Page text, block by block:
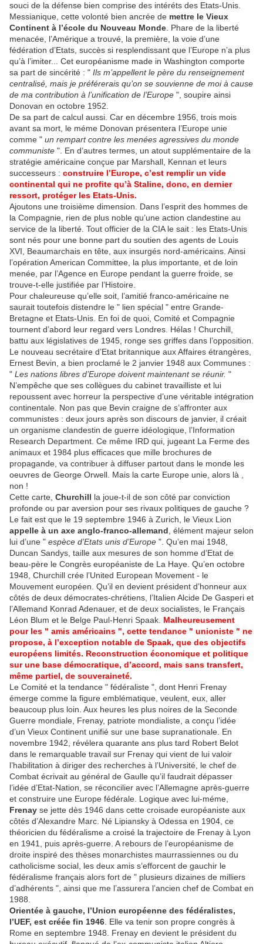
souci de la défense bien comprise des intéréts des Etats-Unis.
Messianique, cette volonté bien ancrée de mettre le Vieux
Continent à l’école du Nouveau Monde . Phare de la liberté
menacée, l’Amérique a trouvé, la première, la voie d’une
fédération d’Etats, succès si resplendissant que l’Europe n’a plus
qu’à l’imiter... Cet européanisme made in Washington comporte
sa part de sincérité : " Ils m’appellent le père du renseignement
centralisé, mais je préférerais qu’on se souvienne de moi à cause
de ma contribution à l’unification de l’Europe ", soupire ainsi
Donovan en octobre 1952.
De sa part de calcul aussi. Car en décembre 1956, trois mois
avant sa mort, le méme Donovan présentera l’Europe unie
comme " un rempart contre les menées agressives du monde
communiste ". En d’autres termes, un atout supplémentaire de la
stratégie américaine conçue par Marshall, Kennan et leurs
successeurs : construire l’Europe, c’est remplir un vide
continental qui ne profite qu’à Staline, donc, en dernier
ressort, protéger les Etats-Unis.
Ajoutons une troisième dimension. Dans l’esprit des hommes de
la Compagnie, rien de plus noble qu’une action clandestine au
service de la liberté. Tout officier de la CIA le sait : les Etats-Unis
sont nés pour une bonne part du soutien des agents de Louis
XVI, Beaumarchais en tête, aux insurgés nord-américains. Ainsi
l’opération American Committee, la plus importante, et de loin
menée, par l’Agence en Europe pendant la guerre froide, se
trouve-t-elle justifiée par l’Histoire.
Pour chaleureuse qu’elle soit, l’amitié franco-américaine ne
saurait toutefois distendre le " lien spécial " entre Grande-
Bretagne et Etats-Unis. En foi de quoi, Comité et Compagnie
tournent d’abord leur regard vers Londres. Hélas ! Churchill,
battu aux législatives de 1945, ronge ses griffes dans l’opposition.
Le nouveau secrétaire d’Etat britannique aux Affaires étrangères,
Ernest Bevin, a bien proclamé le 2 janvier 1948 aux Communes :
" Les nations libres d’Europe doivent maintenant se réunir. "
N’empêche que ses collègues du cabinet travailliste et lui
repoussent avec horreur la perspective d’une véritable intégration
continentale. Non pas que Bevin craigne de s’affronter aux
communistes : deux jours après son discours de janvier, il créait
un organisme clandestin de guerre idéologique, l’Information
Research Department. Ce même IRD qui, jugeant La Ferme des
animaux et 1984 plus efficaces que mille brochures de
propagande, va contribuer à diffuser partout dans le monde les
oeuvres de George Orwell. Mais la carte Europe unie, alors là ,
non !
Cette carte, Churchill la joue-t-il de son côté par conviction
profonde ou par aversion pour ses rivaux politiques de gauche ?
Le fait est que le 19 septembre 1946 à Zurich, le Vieux Lion
appelle à un axe anglo-franco-allemand , élément majeur selon
lui d’une " espèce d’Etats unis d’Europe ". Qu’en mai 1948,
Duncan Sandys, taille aux mesures de son homme d’Etat de
beau-père le Congrès européaniste de La Haye. Qu’en octobre
1948, Churchill crée l’United European Movement - le
Mouvement européen. Qu’il en devient président d’honneur aux
côtés de deux démocrates-chrétiens, l’Italien Alcide De Gasperi et
l’Allemand Konrad Adenauer, et de deux socialistes, le Français
Léon Blum et le Belge Paul-Henri Spaak. Malheureusement
pour les " amis américains ", cette tendance " unioniste " ne
propose, à l’exception notable de Spaak, que des objectifs
européens limités. Reconstruction économique et politique
sur une base démocratique, d’accord, mais sans transfert,
même partiel, de souveraineté.
Le Comité et la tendance " fédéraliste ", dont Henri Frenay
émerge comme la figure emblématique, veulent, eux, aller
beaucoup plus loin. Aux heures les plus noires de la Seconde
Guerre mondiale, Frenay, patriote mondialiste, a conçu l’idée
d’un Vieux Continent unifié sur une base supranationale. En
novembre 1942, révélera quarante ans plus tard Robert Belot
dans le remarquable travail sur Frenay qui vient de lui valoir
l’habilitation à diriger des recherches à l’Université, le chef de
Combat écrivait au général de Gaulle qu’il faudrait dépasser
l’idée d’Etat-Nation, se réconcilier avec l’Allemagne après-guerre
et construire une Europe fédérale. Logique avec lui-méme,
Frenay se jette dès 1946 dans cette croisade européaniste aux
côtés d’Alexandre Marc. Né Lipiansky à Odessa en 1904, ce
théoricien du fédéralisme a croisé la trajectoire de Frenay à Lyon
en 1941, puis après-guerre. A rebours de l’européanisme de
droite inspiré des thèses monarchistes maurrassiennes ou du
catholicisme social, les deux amis s’efforcent de gauchir le
fédéralisme français alors fort de " plusieurs dizaines de milliers
d’adhérents ", ainsi que me l’assurera l’ancien chef de Combat en
1988.
Orientée à gauche, l’Union européenne des fédéralistes,
l’UEF, est créée fin 1946 . Elle va tenir son propre congrès à
Rome en septembre 1948. Frenay en devient le président du